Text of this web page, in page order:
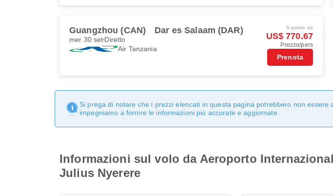
Guangzhou (CAN) Dar es Salaam (DAR)
mer 30 set Diretto
Air Tanzania
A partire da
US$ 770.67
Prezzo/pers
Prenota
Si prega di notare che i prezzi elencati in questa pagina potrebbero non
impegniamo a fornire le informazioni più accurate e aggiornate.
Informazioni sul volo da Aeroporto
Julius Nyerere